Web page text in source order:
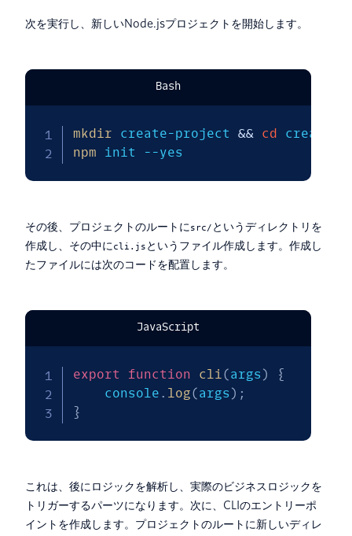
次を実行し、新しいNode.jsプロジェクトを開始します。
Bash
mkdir create-project && cd
npm init --yes
その後、プロジェクトのルートにsrc/ というディレクトリを
作成し、その中にcli.js というファイル作成します。作成し
たファイルには次のコードを配置します。
JavaScript
export function cli(args )
{
    console
. log(args ) ;
}
これは、後にロジックを解析し、実際のビジネスロジックを
トリガーするパーツになります。次に、CLIのエントリーポ
イントを作成します。プロジェクトのルートに新しいディレ